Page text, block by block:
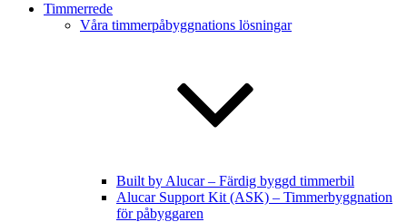
Timmerrede
Våra timmerpåbyggnations lösningar
Built by Alucar – Färdig byggd timmerbil
Alucar Support Kit (ASK) – Timmerbyggnation
för påbyggaren